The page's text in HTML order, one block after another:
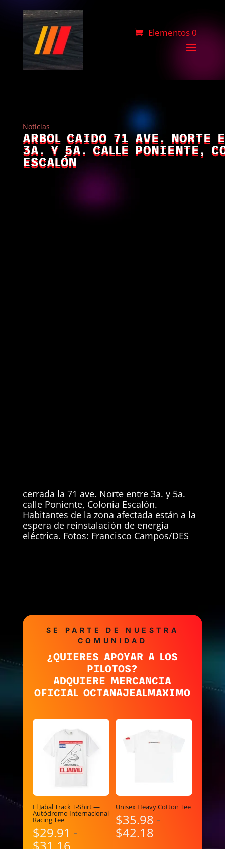
Elementos 0
Noticias
ARBOL CAIDO 71 AVE. NORTE
3A. Y 5A. CALLE PONIENTE,
ESCALÓN
cerrada la 71 ave. Norte entre 3a. y 5a.
calle Poniente, Colonia Escalón.
Habitantes de la zona afectada están a la
espera de reinstalación de energía
eléctrica. Fotos: Francisco Campos/DES
SE PARTE DE NUESTRA
COMUNIDAD
¿QUIERES APOYAR A LOS
PILOTOS?
ADQUIERE MERCANCIA
OFICIAL OCTANAJEALMAXIMO
El Jabal Track T-Shirt —
Autódromo Internacional
Racing Tee
$29.91 -
Rango
Unisex Heavy Cotton Tee
$35.98 -
$42.18